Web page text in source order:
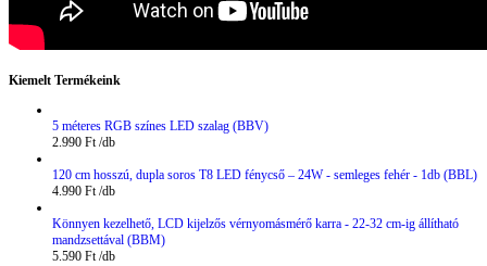
Kiemelt Termékeink
5 méteres RGB színes LED szalag (BBV)
2.990 Ft
120 cm hosszú, dupla soros T8 LED fénycső – 24W - semleges fehér - 1db (BBL)
4.990 Ft
Könnyen kezelhető, LCD kijelzős vérnyomásmérő karra - 22-32 cm-ig állítható
mandzsettával (BBM)
5.590 Ft